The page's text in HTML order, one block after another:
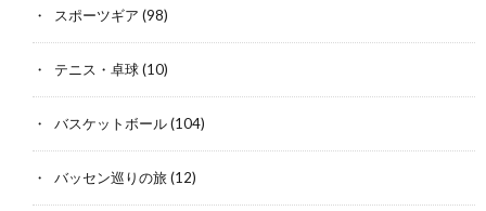
スポーツギア (98)
テニス・卓球(10)
バスケットボール(104)
バッセン巡りの旅(12)